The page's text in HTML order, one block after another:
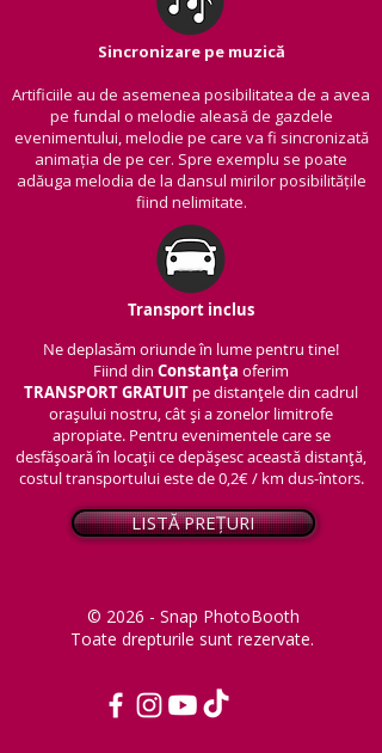
Sincronizare pe muzică
Artificiile au de asemenea posibilitatea de a avea
pe fundal o melodie aleasă de gazdele
evenimentului, melodie pe care va fi sincronizată
animația de pe cer. Spre exemplu se poate
adăuga melodia de la dansul mirilor posibilitățile
fiind nelimitate.
Transport inclus
Ne deplasăm oriunde în lume pentru tine!
Fiind din Constanța oferim
TRANSPORTGRATUIT pe distanțele din cadrul
orașului nostru, cât și a zonelor limitrofe
apropiate. Pentru evenimentele care se
desfășoară în locații ce depășesc această distanță,
costul transportului este de 0,2€ / km dus-întors.
LISTĂ PREȚURI
Toate drepturile sunt rezervate.
© 2026 - Snap PhotoBooth